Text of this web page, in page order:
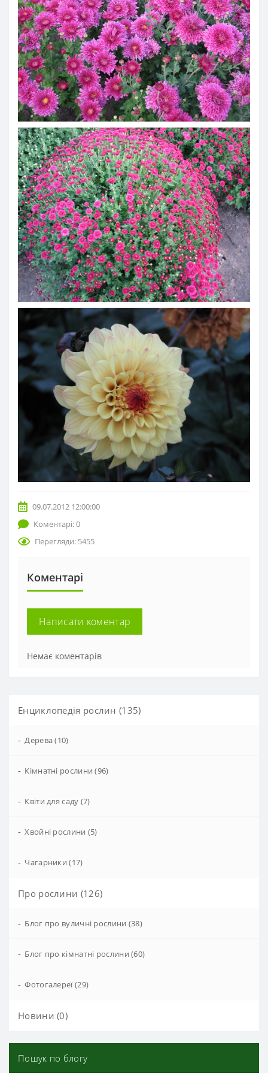
09.07.2012 12:00:00
Коментарі: 0
Перегляди: 5455
Коментарі
Написати коментар
Немає коментарів
Енциклопедія рослин (135)
- Дерева (10)
- Кімнатні рослини (96)
- Квіти для саду (7)
- Хвойні рослини (5)
- Чагарники (17)
Про рослини (126)
- Блог про вуличні рослини (38)
- Блог про кімнатні рослини (60)
- Фотогалереї (29)
Новини (0)
Пошук по блогу